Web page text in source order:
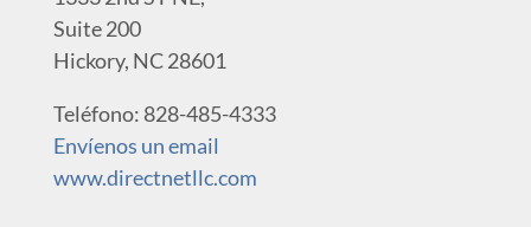
Suite 200
Hickory, NC 28601
Teléfono: 828-485-4333
Envíenos un email
www.directnetllc.com